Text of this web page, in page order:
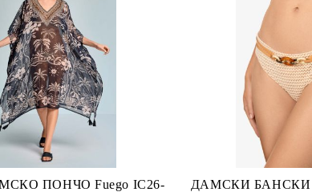
ПОНЧО Fuego IC26-
ДАМСКИ БАНСКИ